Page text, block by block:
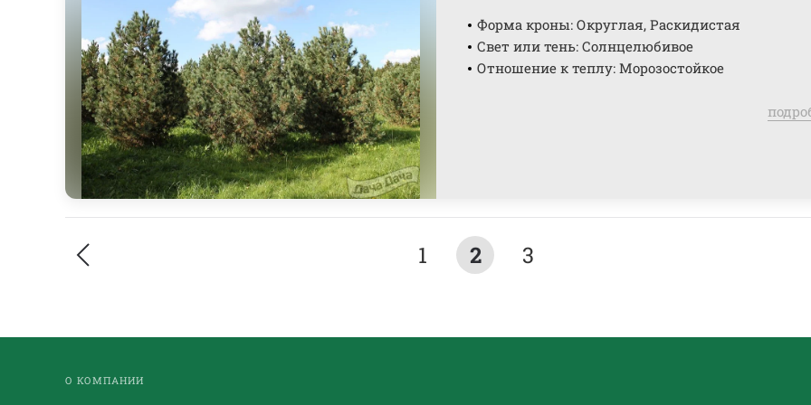
Форма кроны: Округлая, Раскидистая
Свет или тень: Солнцелюбивое
Отношение к теплу: Морозостойкое
1 2 3
О КОМПАНИИ